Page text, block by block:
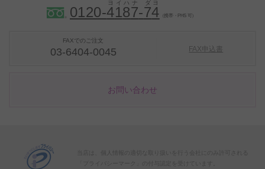
0120-4187-74 （携帯・PHS 可）
FAXでのご注文
03-6404-0045 FAX申込書
お問い合わせ
当店は、個人情報の適切な取り扱いを行う会社にのみ許可される
「プライバシーマーク」の付与認定を受けています。